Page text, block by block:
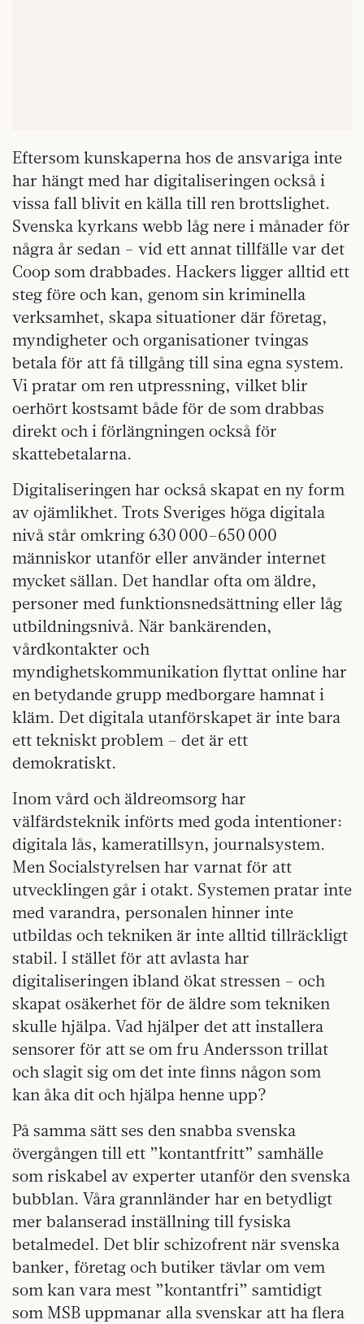
Eftersom kunskaperna hos de ansvariga inte
har hängt med har digitaliseringen också i
vissa fall blivit en källa till ren brottslighet.
Svenska kyrkans webb låg nere i månader för
några år sedan – vid ett annat tillfälle var det
Coop som drabbades. Hackers ligger alltid ett
steg före och kan, genom sin kriminella
verksamhet, skapa situationer där företag,
myndigheter och organisationer tvingas
betala för att få tillgång till sina egna system.
Vi pratar om ren utpressning, vilket blir
oerhört kostsamt både för de som drabbas
direkt och i förlängningen också för
skattebetalarna.
Digitaliseringen har också skapat en ny form
av ojämlikhet. Trots Sveriges höga digitala
nivå står omkring 630 000–650 000
människor utanför eller använder internet
mycket sällan. Det handlar ofta om äldre,
personer med funktionsnedsättning eller låg
utbildningsnivå. När bankärenden,
vårdkontakter och
myndighetskommunikation flyttat online har
en betydande grupp medborgare hamnat i
kläm. Det digitala utanförskapet är inte bara
ett tekniskt problem – det är ett
demokratiskt.
Inom vård och äldreomsorg har
välfärdsteknik införts med goda intentioner:
digitala lås, kameratillsyn, journalsystem.
Men Socialstyrelsen har varnat för att
utvecklingen går i otakt. Systemen pratar inte
med varandra, personalen hinner inte
utbildas och tekniken är inte alltid tillräckligt
stabil. I stället för att avlasta har
digitaliseringen ibland ökat stressen – och
skapat osäkerhet för de äldre som tekniken
skulle hjälpa. Vad hjälper det att installera
sensorer för att se om fru Andersson trillat
och slagit sig om det inte finns någon som
kan åka dit och hjälpa henne upp?
På samma sätt ses den snabba svenska
övergången till ett ”kontantfritt” samhälle
som riskabel av experter utanför den svenska
bubblan. Våra grannländer har en betydligt
mer balanserad inställning till fysiska
betalmedel. Det blir schizofrent när svenska
banker, företag och butiker tävlar om vem
som kan vara mest ”kontantfri” samtidigt
som MSB uppmanar alla svenskar att ha flera